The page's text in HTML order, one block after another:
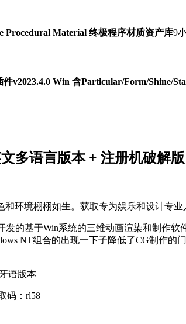
Procedural Material 终极程序材质资产库9
v2023.4.0 Win 含Particular/Form/Shine/
多语言版本 + 注册机破解版
环境栩栩如生。获取专为娱乐和设计专
发的基于Win系统的三维动画渲染和制作
NT组合的出现一下子降低了CG制作
语版本
码：rl58